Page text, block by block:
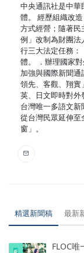
中央通訊社是中
體。 經歷組織改
方式經營；隨著民
例」改制為財團
行三大法定任務
體。 ．辦理國家
加強與國際新聞通
領先、客觀、翔實
英、日文即時對外
台灣唯一多語文新
從台灣民眾延伸至
窗」。
精選新聞稿 最新
FLOC